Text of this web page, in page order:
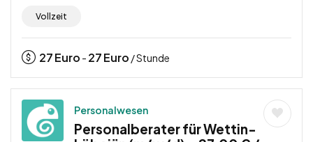
Vollzeit
27Euro - 27Euro / Stunde
Personalwesen
Personalberater für Wettin-